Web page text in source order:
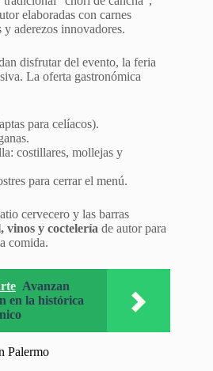
elaboradas con carnes
y aderezos innovadores.
disfrutar del evento, la feria
La oferta gastronómica
para celíacos).
costillares, mollejas y
para cerrar el menú.
cervecero y las barras
vinos y coctelería de autor para
comida.
Avanzan
en la histórica
Palermo